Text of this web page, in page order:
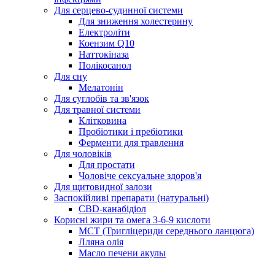
Для серцево-судинної системи
Для зниження холестерину
Електроліти
Коензим Q10
Наттокіназа
Полікосанол
Для сну
Мелатонін
Для суглобів та зв'язок
Для травної системи
Клітковина
Пробіотики і пребіотики
Ферменти для травлення
Для чоловіків
Для простати
Чоловіче сексуальне здоров'я
Для щитовидної залози
Заспокійливі препарати (натуральні)
CBD-канабідіол
Корисні жири та омега 3-6-9 кислоти
MCT (Тригліцериди середнього ланцюга)
Лляна олія
Масло печени акулы